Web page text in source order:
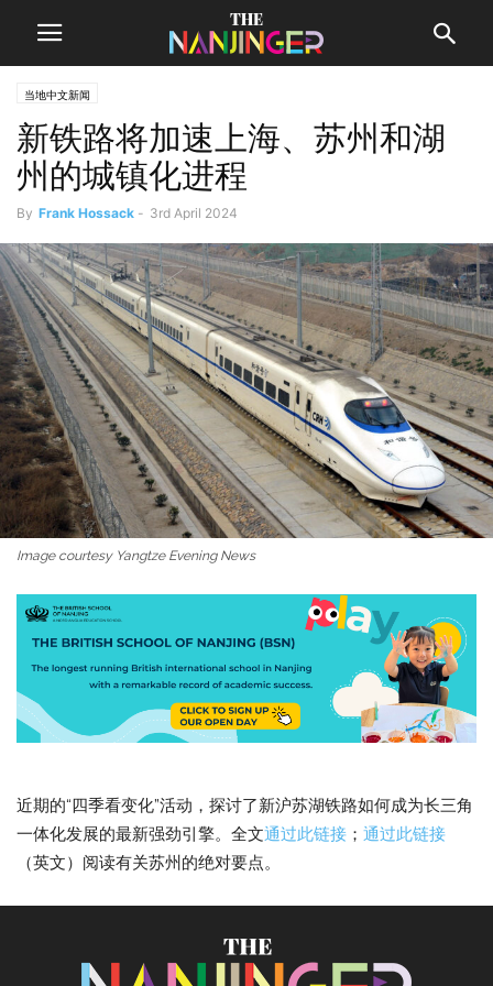
当地中文新闻
新铁路将加速上海、苏州和湖
州的城镇化进程
By Frank Hossack - 3rd April 2024
Image courtesy Yangtze Evening News
近期的“四季看变化”活动，探讨了新沪苏湖铁路如何成为长三角
一体化发展的最新强劲引擎。全文通过此链接 ； 通过此链接
（英文）阅读有关苏州的绝对要点。